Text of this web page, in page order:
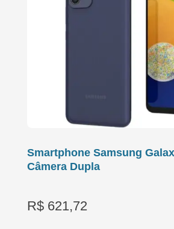
Smartphone Samsung
Câmera Dupla
R$ 621,72